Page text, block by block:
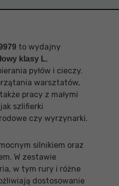
to wydajny
klasy L,
pyłów i cieczy.
warsztatów,
pracy z małymi
szlifierki
czy wyrzynarki.
silnikiem oraz
W zestawie
w tym rury i różne
dostosowanie